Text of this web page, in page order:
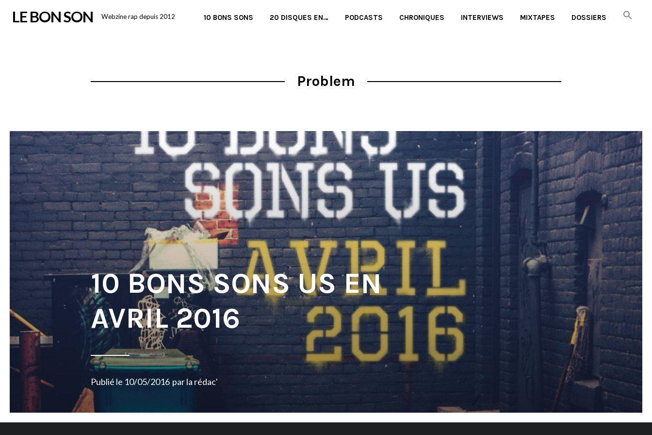
LE BON SON Webzine rap depuis 2012 10 BONS SONS 20 DISQUES EN… PODCASTS CHRONIQUES INTERVIEWS MIXTAPES DOSSIERS
Problem
10 BONS SONS US EN
AVRIL 2016
Publié le 10/05/2016 parla rédac'